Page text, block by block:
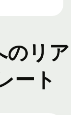
のリア
ート